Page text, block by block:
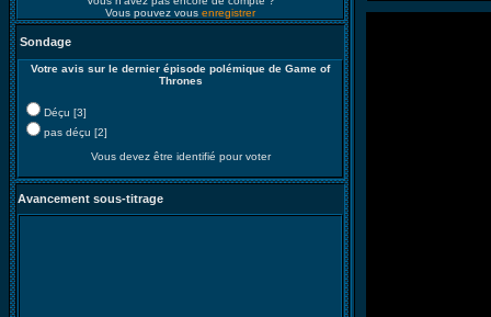
Vous pouvez vous enregistrer
Sondage
Votre avis sur le dernier épisode polémique de Game of
Thrones
Déçu [3]
pas déçu [2]
Vous devez être identifié pour voter
Avancement sous-titrage